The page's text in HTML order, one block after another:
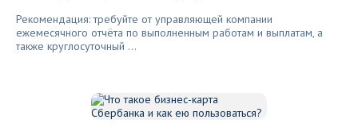
Рекомендация: требуйте от управляющей компании
ежемесячного отчёта по выполненным работам и выплатам, а
также круглосуточный ...